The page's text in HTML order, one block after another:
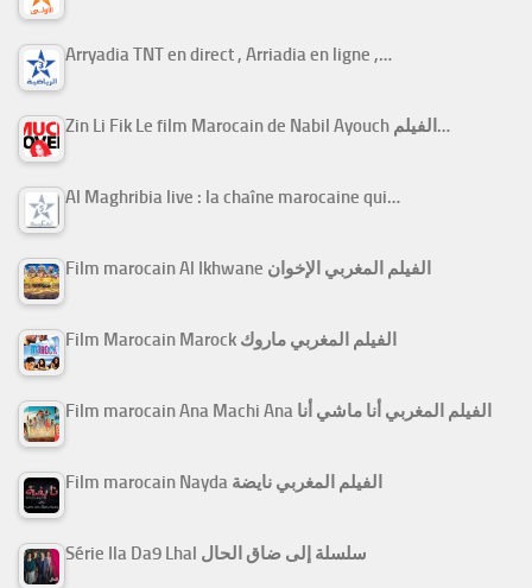
Arryadia TNT en direct , Arriadia en ligne ,…
Zin Li Fik Le film Marocain de Nabil Ayouch الفيلم…
Al Maghribia live : la chaîne marocaine qui…
Film marocain Al Ikhwane الفيلم المغربي الإخوان
Film Marocain Marock الفيلم المغربي ماروك
Film marocain Ana Machi Ana الفيلم المغربي أنا ماشي أنا
Film marocain Nayda الفيلم المغربي نايضة
Série Ila Da9 Lhal سلسلة إلى ضاق الحال